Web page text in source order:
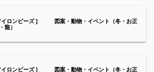
イロンビーズ ] 図案・動物・イベント（冬・お正
龍）
イロンビーズ ] 図案・動物・イベント（冬・お正